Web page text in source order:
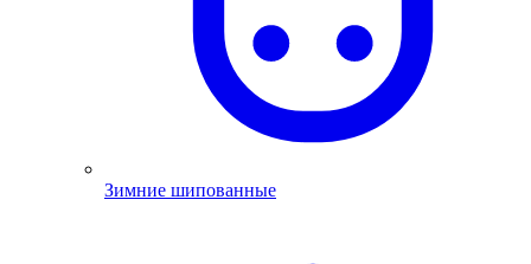
Зимние шипованные